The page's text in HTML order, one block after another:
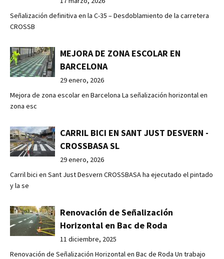
Señalización definitiva en la C-35 – Desdoblamiento de la carretera
CROSSB
MEJORA DE ZONA ESCOLAR EN
BARCELONA
29 enero, 2026
Mejora de zona escolar en Barcelona La señalización horizontal en
zona esc
CARRIL BICI EN SANT JUST DESVERN -
CROSSBASA SL
29 enero, 2026
Carril bici en Sant Just Desvern CROSSBASA ha ejecutado el pintado
y la se
Renovación de Señalización
Horizontal en Bac de Roda
11 diciembre, 2025
Renovación de Señalización Horizontal en Bac de Roda Un trabajo